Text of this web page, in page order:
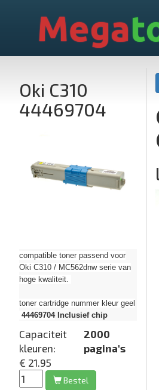
Mega
Oki C310
44469704
compatible toner passend voor
Oki C310 / MC562dnw serie van
hoge kwaliteit.
toner cartridge nummer kleur geel
44469704Inclusief chip
Capaciteit
kleuren:
2000
pagina's
€ 21.95
Bestel